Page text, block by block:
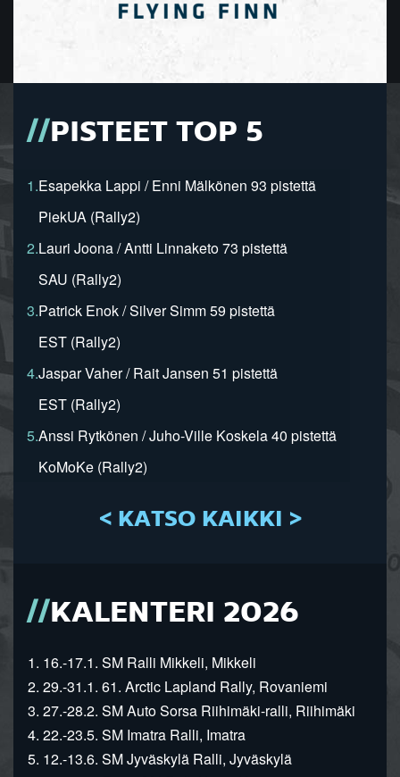
PISTEET TOP 5
1.Esapekka Lappi / Enni Mälkönen 93 pistettä
PiekUA (Rally2)
2.Lauri Joona / Antti Linnaketo 73 pistettä
SAU (Rally2)
3.Patrick Enok / Silver Simm 59 pistettä
EST (Rally2)
4.Jaspar Vaher / Rait Jansen 51 pistettä
EST (Rally2)
5.Anssi Rytkönen / Juho-Ville Koskela 40 pistettä
KoMoKe (Rally2)
< KATSO KAIKKI >
KALENTERI 2026
1. 16.-17.1. SM Ralli Mikkeli, Mikkeli
2. 29.-31.1. 61. Arctic Lapland Rally, Rovaniemi
3. 27.-28.2. SM Auto Sorsa Riihimäki-ralli, Riihimäki
4. 22.-23.5. SM Imatra Ralli, Imatra
5. 12.-13.6. SM Jyväskylä Ralli, Jyväskylä